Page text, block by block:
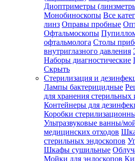
Диоптриметры
Монобиноскопы Все
линз Оправы пробные
Офтальмоскопы
офтальмолога Столы
внутриглазного давления
Наборы диагностические
Скрыть
Стерилизация и
Лампы бактерицидные
для хранения стерильных
Контейнеры для
Коробки
Ультразвуковые ванны/
медицинских отходов
стерильных эндоскопов
Шкафы сушильные
Мойки для эндоскопов